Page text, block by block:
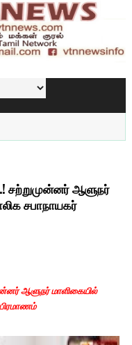
சற்றுமுன்னர் ஆளுநர்
சபாநாயகர்
ஆளுநர் மாளிகையில்
ம்